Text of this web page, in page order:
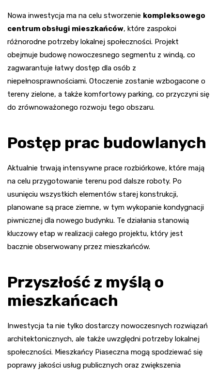
Nowa inwestycja ma na celu stworzenie kompleksowego
centrum obsługi mieszkańców, które zaspokoi
różnorodne potrzeby lokalnej społeczności. Projekt
obejmuje budowę nowoczesnego segmentu z windą, co
zagwarantuje łatwy dostęp dla osób z
niepełnosprawnościami. Otoczenie zostanie wzbogacone o
tereny zielone, a także komfortowy parking, co przyczyni się
do zrównoważonego rozwoju tego obszaru.
Postęp prac budowlanych
Aktualnie trwają intensywne prace rozbiórkowe, które mają
na celu przygotowanie terenu pod dalsze roboty. Po
usunięciu wszystkich elementów starej konstrukcji,
planowane są prace ziemne, w tym wykopanie kondygnacji
piwnicznej dla nowego budynku. Te działania stanowią
kluczowy etap w realizacji całego projektu, który jest
bacznie obserwowany przez mieszkańców.
Przyszłość z myślą o
mieszkańcach
Inwestycja ta nie tylko dostarczy nowoczesnych rozwiązań
architektonicznych, ale także uwzględni potrzeby lokalnej
społeczności. Mieszkańcy Piaseczna mogą spodziewać się
poprawy jakości usług publicznych oraz zwiększenia